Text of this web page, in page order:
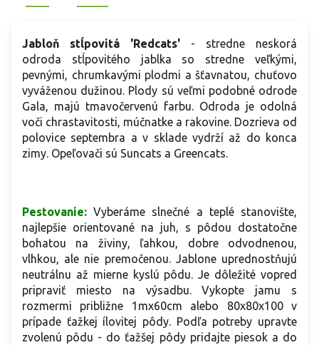
Jabloň stĺpovitá 'Redcats' - stredne neskorá
odroda stĺpovitého jablka so stredne veľkými,
pevnými, chrumkavými plodmi a šťavnatou, chuťovo
vyváženou dužinou. Plody sú veľmi podobné odrode
Gala, majú tmavočervenú farbu. Odroda je odolná
voči chrastavitosti, múčnatke a rakovine. Dozrieva od
polovice septembra a v sklade vydrží až do konca
zimy. Opeľovači sú Suncats a Greencats.
Pestovanie: Vyberáme slnečné a teplé stanovište,
najlepšie orientované na juh, s pôdou dostatočne
bohatou na živiny, ľahkou, dobre odvodnenou,
vlhkou, ale nie premočenou. Jablone uprednostňujú
neutrálnu až mierne kyslú pôdu. Je dôležité vopred
pripraviť miesto na výsadbu. Vykopte jamu s
rozmermi približne 1mx60cm alebo 80x80x100 v
prípade ťažkej ílovitej pôdy. Podľa potreby upravte
zvolenú pôdu - do ťažšej pôdy pridajte piesok a do